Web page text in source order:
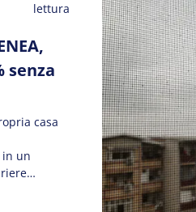
lettura
senza
casa
in un